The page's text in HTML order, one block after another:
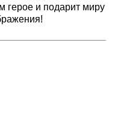
герое и подарит миру